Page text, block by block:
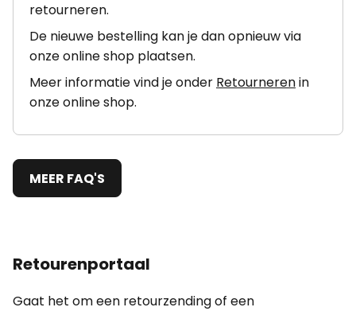
retourneren.
De nieuwe bestelling kan je dan opnieuw via
onze online shop plaatsen.
Meer informatie vind je onder Retournerenin
onze online shop.
MEER FAQ'S
Retourenportaal
Gaat het om een retourzending of een